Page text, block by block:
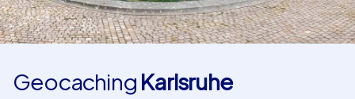
Anlässe
Geocaching Karlsruhe